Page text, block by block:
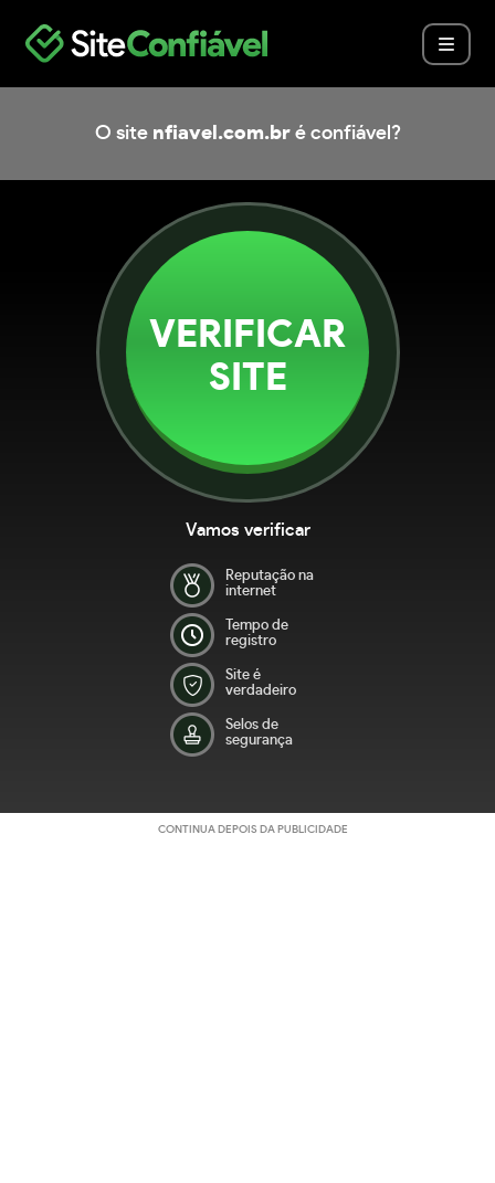
O site nfiavel.com.bré confiável?
VERIFICAR
SITE
Vamos verificar
Reputação na
internet
Tempo de
registro
Site é
verdadeiro
Selos de
segurança
CONTINUA DEPOIS DA PUBLICIDADE